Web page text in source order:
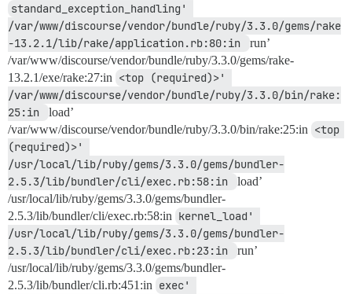
standard_exception_handling'
/var/www/discourse/vendor/bundle/ruby/3.3.0/gems/rake
-13.2.1/lib/rake/application.rb:80:in
run’
/var/www/discourse/vendor/bundle/ruby/3.3.0/gems/rake-
13.2.1/exe/rake:27:in <top (required)>'
/var/www/discourse/vendor/bundle/ruby/3.3.0/bin/rake:
25:in
load’
/var/www/discourse/vendor/bundle/ruby/3.3.0/bin/rake:25:in <top
(required)>'
/usr/local/lib/ruby/gems/3.3.0/gems/bundler-
2.5.3/lib/bundler/cli/exec.rb:58:in
load’
/usr/local/lib/ruby/gems/3.3.0/gems/bundler-
2.5.3/lib/bundler/cli/exec.rb:58:in kernel_load'
/usr/local/lib/ruby/gems/3.3.0/gems/bundler-
2.5.3/lib/bundler/cli/exec.rb:23:in
run’
/usr/local/lib/ruby/gems/3.3.0/gems/bundler-
2.5.3/lib/bundler/cli.rb:451:in exec'